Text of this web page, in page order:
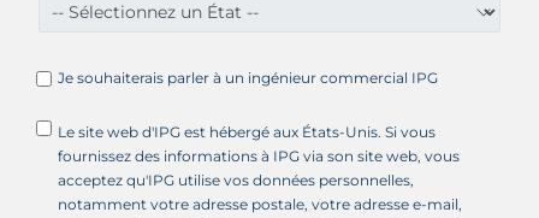
1
Je souhaiterais parler à un ingénieur commercial IPG
Le site web d'IPG est hébergé aux États-Unis. Si vous
fournissez des informations à IPG via son site web, vous
acceptez qu'IPG utilise vos données personnelles,
notamment votre adresse postale, votre adresse e-mail,